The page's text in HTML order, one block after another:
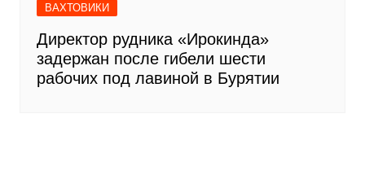
ВАХТОВИКИ
Директор рудника «Ирокинда»
задержан после гибели шести
рабочих под лавиной в Бурятии